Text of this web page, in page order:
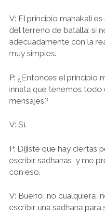
V: El principio mahakali
del terreno de batalla: si
adecuadamente con la
muy simples.
P: ¿Entonces el principio
innata que tenemos todo
mensajes?
V: Sí.
P: Dijiste que hay ciertas
escribir sadhanas, y me
con eso.
V: Bueno, no cualquiera,
escribir una sadhana para